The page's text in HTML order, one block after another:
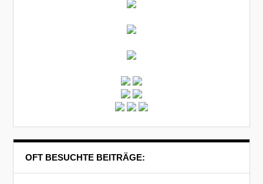
OFT BESUCHTE BEITRÄGE: